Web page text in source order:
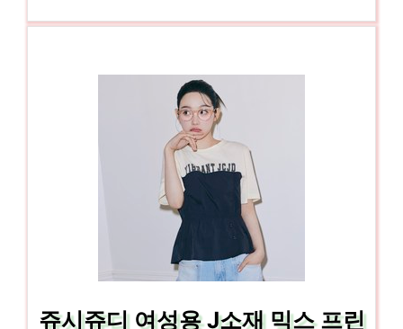
쥬시쥬디 여성용 J소재 믹스 프린